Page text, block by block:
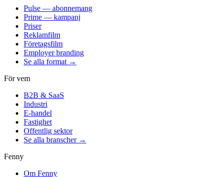
Pulse — abonnemang
Prime — kampanj
Priser
Reklamfilm
Företagsfilm
Employer branding
Se alla format →
För vem
B2B & SaaS
Industri
E-handel
Fastighet
Offentlig sektor
Se alla branscher →
Fenny
Om Fenny